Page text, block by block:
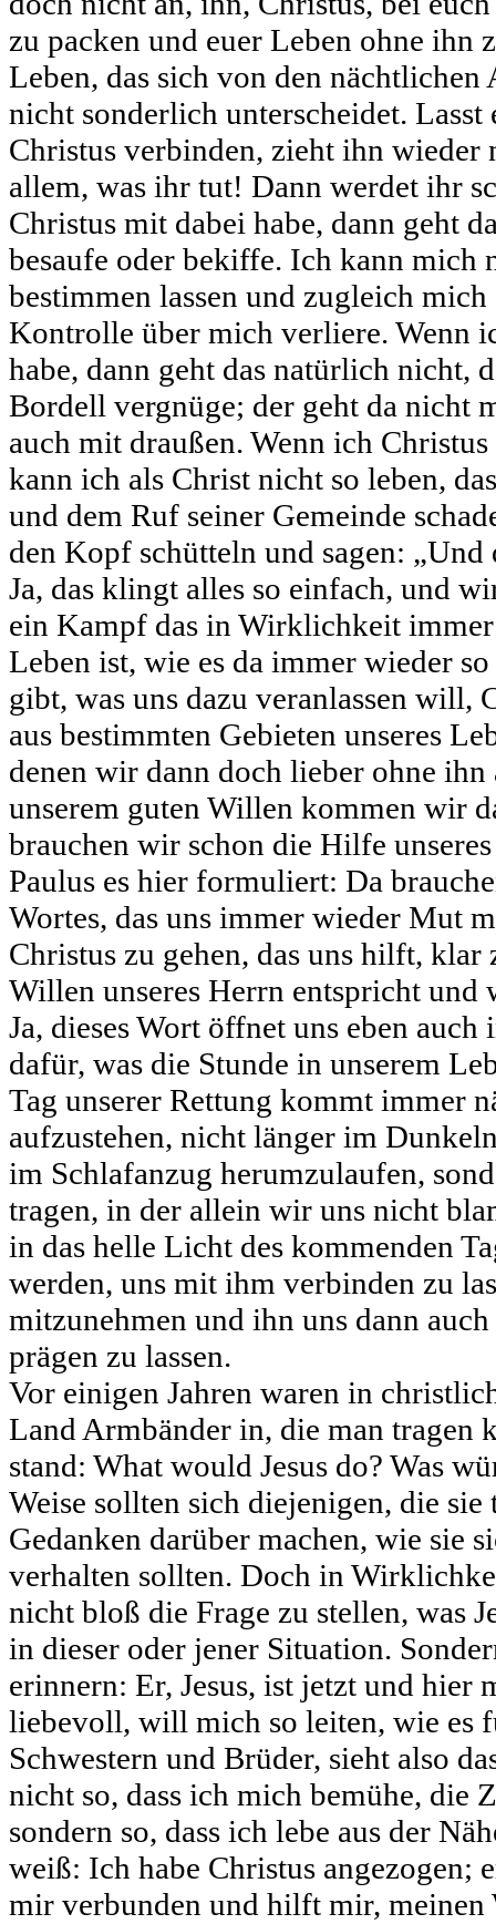
zu packen und euer Leben ohne
Leben, das sich von den nächtlichen
nicht sonderlich unterscheidet.
Christus verbinden, zieht ihn wieder
allem, was ihr tut! Dann werdet ihr
Christus mit dabei habe, dann geht
besaufe oder bekiffe. Ich kann mich
bestimmen lassen und zugleich
Kontrolle über mich verliere. Wenn
habe, dann geht das natürlich nicht,
Bordell vergnüge; der geht da nicht
auch mit draußen. Wenn ich
kann ich als Christ nicht so leben,
und dem Ruf seiner Gemeinde
den Kopf schütteln und sagen:
Ja, das klingt alles so einfach, und
ein Kampf das in Wirklichkeit
Leben ist, wie es da immer wieder
gibt, was uns dazu veranlassen will,
aus bestimmten Gebieten unseres
denen wir dann doch lieber ohne
unserem guten Willen kommen wir
brauchen wir schon die Hilfe
Paulus es hier formuliert: Da
Wortes, das uns immer wieder Mut
Christus zu gehen, das uns hilft, klar
Willen unseres Herrn entspricht und
Ja, dieses Wort öffnet uns eben
dafür, was die Stunde in unserem
Tag unserer Rettung kommt immer
aufzustehen, nicht länger im
im Schlafanzug herumzulaufen,
tragen, in der allein wir uns nicht
in das helle Licht des kommenden
werden, uns mit ihm verbinden zu
mitzunehmen und ihn uns dann
prägen zu lassen.
Vor einigen Jahren waren in
Land Armbänder in, die man tragen
stand: What would Jesus do? Was
Weise sollten sich diejenigen, die
Gedanken darüber machen, wie sie
verhalten sollten. Doch in
nicht bloß die Frage zu stellen, was
in dieser oder jener Situation.
erinnern: Er, Jesus, ist jetzt und hier
liebevoll, will mich so leiten, wie es
Schwestern und Brüder, sieht also
nicht so, dass ich mich bemühe, die
sondern so, dass ich lebe aus der
weiß: Ich habe Christus angezogen;
mir verbunden und hilft mir, meinen